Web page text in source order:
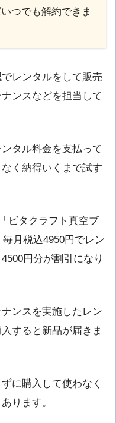
つでも解約できま
レンタルをして販売
ンスなどを担当して
タル料金を支払って
く納得いくまで試す
ビタクラフト真空ブ
月税込4950円でレン
円分が割引になり
ンスを実施したレン
すると新品が届きま
に購入して使わなく
ります。